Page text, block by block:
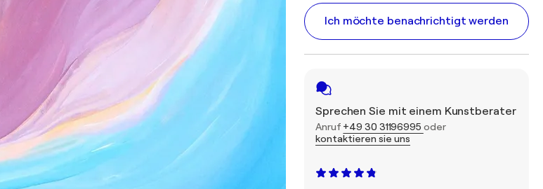
Ich möchte benachrichtigt werden
Sprechen Sie mit einem Kunstberater
Anruf +49 30 31196995 oder
kontaktieren sie uns